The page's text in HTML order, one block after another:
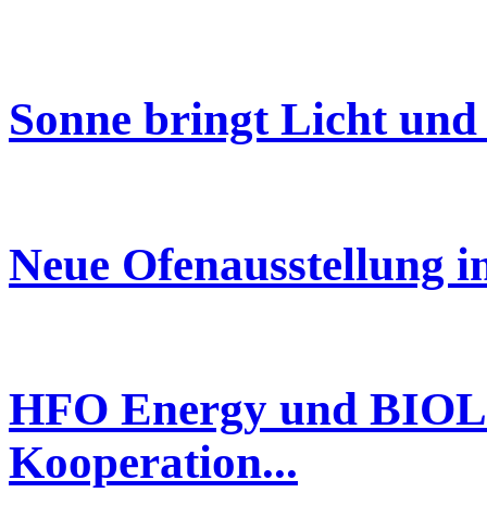
Sonne bringt Licht
Neue Ofenausstellung
HFO Energy und
Kooperation...